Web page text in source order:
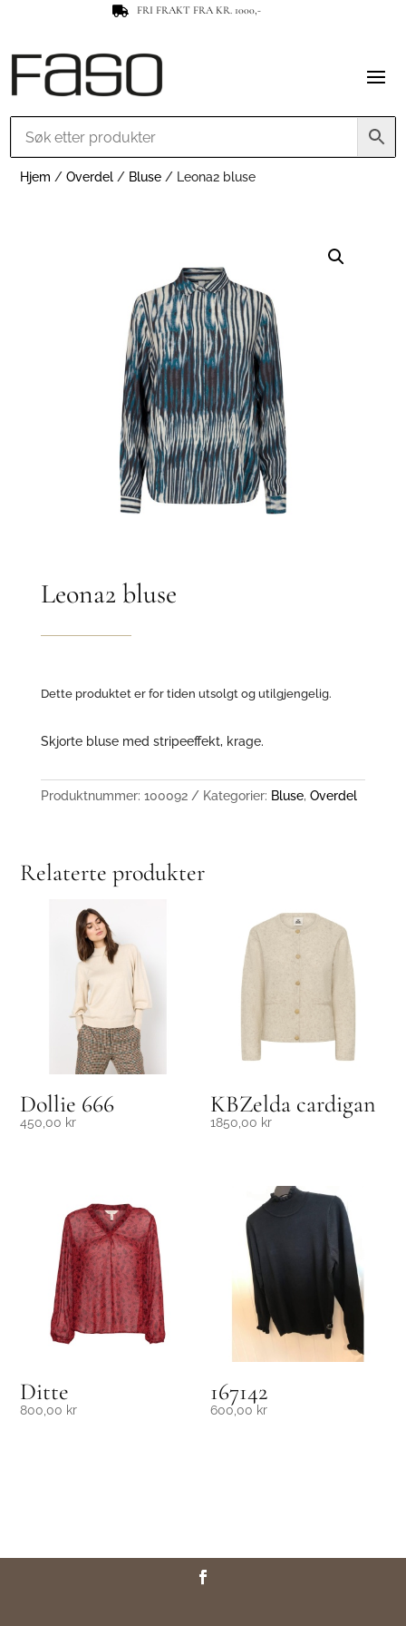
 FRI FRAKT FRA KR. 1000,-
Hjem /Overdel / Bluse / Leona2 bluse
Leona2 bluse
Dette produktet er for tiden utsolgt og utilgjengelig.
Skjorte bluse med stripeeffekt, krage.
Produktnummer: 100092 Kategorier: Bluse, Overdel
Relaterte produkter
Dollie 666
450,00 kr
KBZelda cardigan
1850,00 kr
Ditte
800,00 kr
167142
600,00 kr